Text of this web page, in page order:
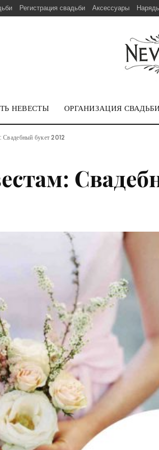
Регистрация свадьби Аксессуары
НЕВЕСТЫ ОРГАНИЗАЦИЯ
Свадебный букет 2012